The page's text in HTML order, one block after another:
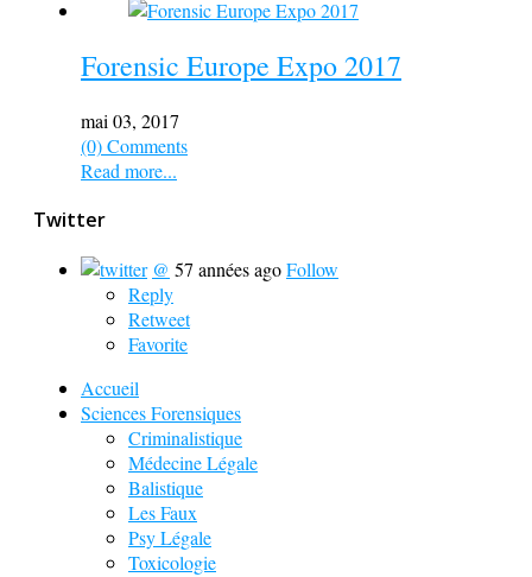
Forensic Europe Expo 2017
mai 03, 2017
(0) Comments
Read more...
Twitter
@ 57 années agoFollow
Reply
Retweet
Favorite
Accueil
Sciences Forensiques
Criminalistique
Médecine Légale
Balistique
Les Faux
Psy Légale
Toxicologie